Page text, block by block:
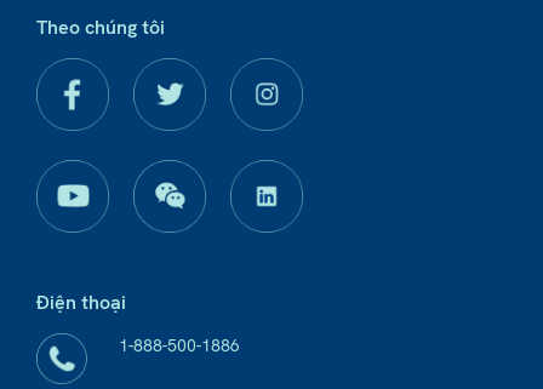
Theo chúng tôi
Điện thoại
1-888-500-1886